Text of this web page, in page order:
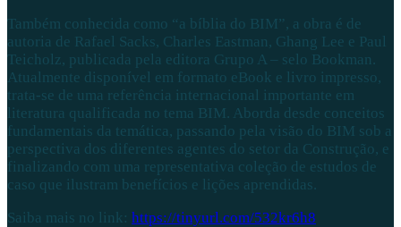
Também conhecida como “a bíblia do BIM”, a obra é de
autoria de Rafael Sacks, Charles Eastman, Ghang Lee e Paul
Teicholz, publicada pela editora Grupo A – selo Bookman.
Atualmente disponível em formato eBook e livro impresso,
trata-se de uma referência internacional importante em
literatura qualificada no tema BIM. Aborda desde conceitos
fundamentais da temática, passando pela visão do BIM sob a
perspectiva dos diferentes agentes do setor da Construção, e
finalizando com uma representativa coleção de estudos de
caso que ilustram benefícios e lições aprendidas.
Saiba mais no link: https://tinyurl.com/532kr6h8